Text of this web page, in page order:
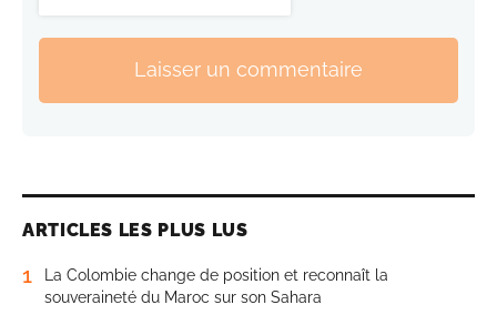
Laisser un commentaire
ARTICLES LES PLUS LUS
1
La Colombie change de position et reconnaît la
souveraineté du Maroc sur son Sahara